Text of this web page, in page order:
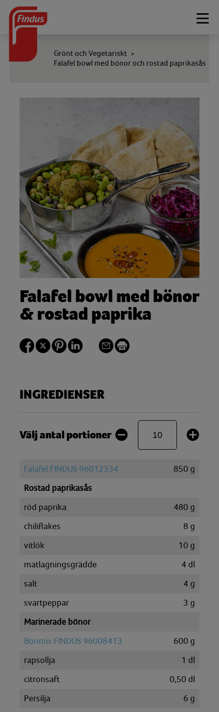
Grönt och Vegetariskt >
Falafel bowl med bönor och rostad paprikasås
Falafel bowl med bönor
& rostad paprika
INGREDIENSER
Välj antal portioner
Falafel FINDUS 96012334 850 g
Rostad paprikasås
röd paprika
480 g
chiliflakes
8 g
vitlök
10 g
matlagningsgrädde
4 dl
salt
4 g
svartpeppar
3 g
Marinerade bönor
Bönmix FINDUS 96008413
600 g
rapsollja
1 dl
citronsaft
0,50 dl
Persilja
6 g